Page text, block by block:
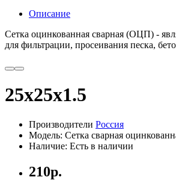
Описание
Сетка оцинкованная сварная (ОЦП) -
для фильтрации, просеивания песка,
25x25x1.5
Производители Россия
Модель: Сетка сварная
Наличие: Есть в наличии
210р.